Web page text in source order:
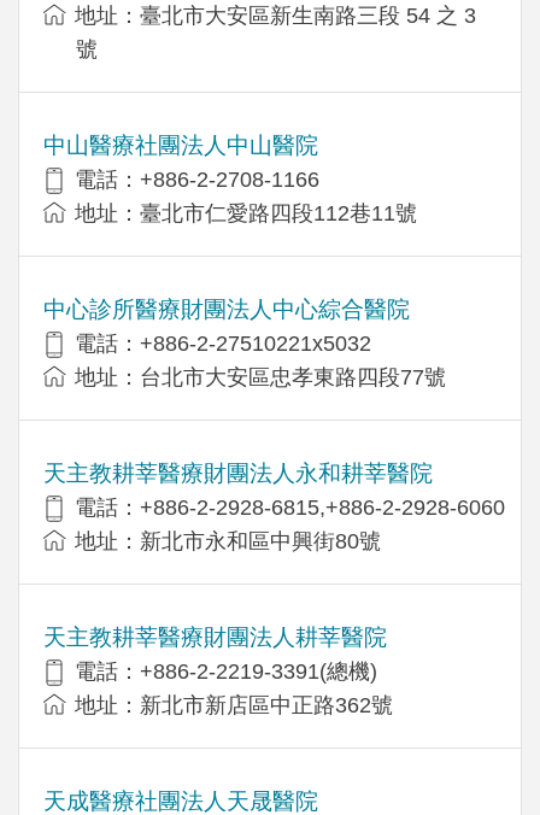
地址：臺北市大安區新生南路三段 54 之 3
號
中山醫療社團法人中山醫院
電話：+886-2-2708-1166
地址：臺北市仁愛路四段112巷11號
中心診所醫療財團法人中心綜合醫院
電話：+886-2-27510221x5032
地址：台北市大安區忠孝東路四段77號
天主教耕莘醫療財團法人永和耕莘醫院
電話：+886-2-2928-6815,+886-2-2928-6060
地址：新北市永和區中興街80號
天主教耕莘醫療財團法人耕莘醫院
電話：+886-2-2219-3391(總機)
地址：新北市新店區中正路362號
天成醫療社團法人天晟醫院